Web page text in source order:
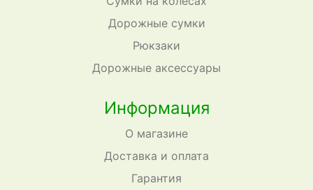
Дорожные сумки
Рюкзаки
Дорожные аксессуары
Информация
О магазине
Доставка и оплата
Гарантия